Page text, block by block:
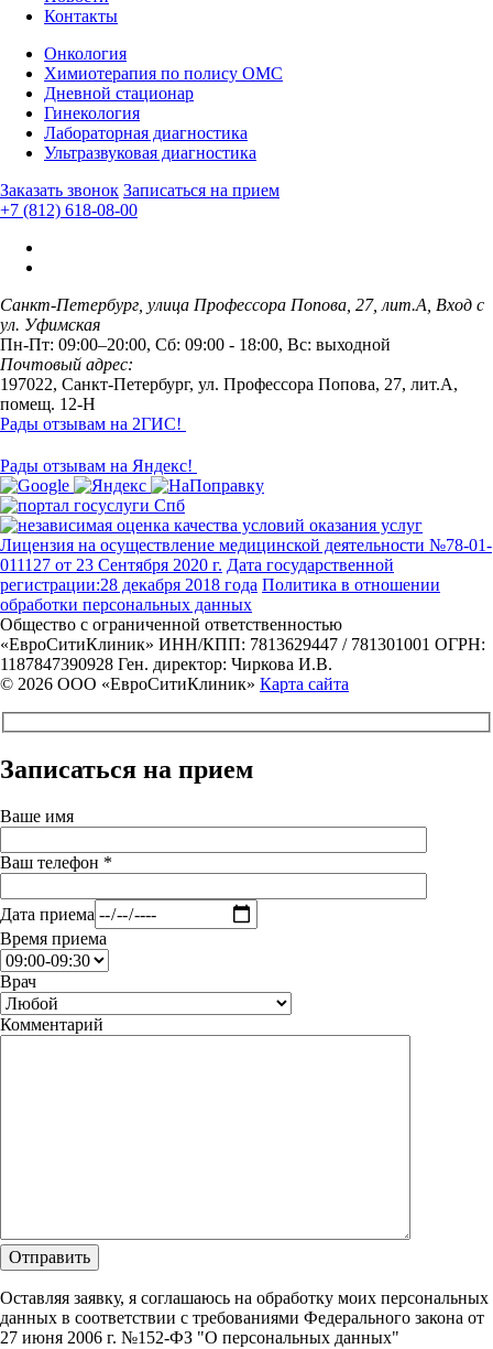
Контакты
Онкология
Химиотерапия по полису ОМС
Дневной стационар
Гинекология
Лабораторная диагностика
Ультразвуковая диагностика
Заказать звонок Записаться на прием
+7 (812) 618-08-00
Санкт-Петербург, улица Профессора Попова, 27, лит.А, Вход с
ул. Уфимская
Пн-Пт: 09:00–20:00, Сб: 09:00 - 18:00, Вс: выходной
Почтовый адрес:
197022, Санкт-Петербург, ул. Профессора Попова, 27, лит.А,
помещ. 12-Н
Рады отзывам на 2ГИС!
Рады отзывам на Яндекс!
Лицензия на осуществление медицинской деятельности №78-01-
011127 от 23 Сентября 2020 г. Дата государственной
регистрации:28 декабря 2018 года Политика в отношении
обработки персональных данных
Общество с ограниченной ответственностью
«ЕвроСитиКлиник» ИНН/КПП: 7813629447 / 781301001 ОГРН:
1187847390928 Ген. директор: Чиркова И.В.
© 2026 ООО «ЕвроСитиКлиник» Карта сайта
Записаться на прием
Ваше имя
Ваш телефон *
Дата приема
Время приема
Врач
Комментарий
Оставляя заявку, я соглашаюсь на обработку моих персональных
данных в соответствии с требованиями Федерального закона от
27 июня 2006 г. №152-ФЗ "О персональных данных"